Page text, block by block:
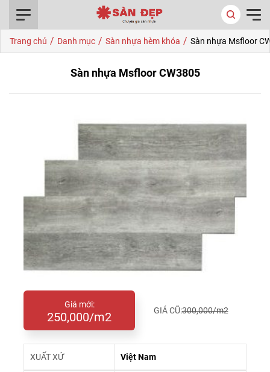
Trang chủ / Danh mục / Sàn nhựa hèm khóa / Sàn nhựa Msfloor
Sàn nhựa Msfloor CW3805
Giá mới:
250,000/m2 GIÁ CŨ:300,000/m2
XUẤT XỨ Việt Nam